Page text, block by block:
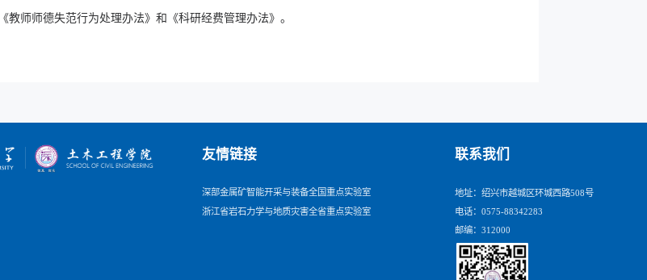
师师德失范行为处理办法》和《科研经费管理办法》。
友情链接
深部金属矿智能开采与装备全国重点实验室
浙江省岩石力学与地质灾害全省重点实验室
联系我们
地址：绍兴市越城区环城西路508号
电话：0575-88342283
邮编：312000